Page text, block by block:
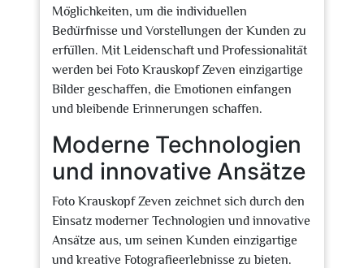
Möglichkeiten, um die individuellen
Bedürfnisse und Vorstellungen der Kunden zu
erfüllen. Mit Leidenschaft und Professionalität
werden bei Foto Krauskopf Zeven einzigartige
Bilder geschaffen, die Emotionen einfangen
und bleibende Erinnerungen schaffen.
Moderne Technologien
und innovative Ansätze
Foto Krauskopf Zeven zeichnet sich durch den
Einsatz moderner Technologien und innovative
Ansätze aus, um seinen Kunden einzigartige
und kreative Fotografieerlebnisse zu bieten.